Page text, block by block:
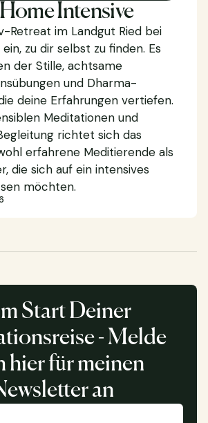
Intensive
Retreat im Landgut Ried bei
zu dir selbst zu finden. Es
der Stille, achtsame
und Dharma-
deine Erfahrungen vertiefen.
Meditationen und
richtet sich das
erfahrene Meditierende als
die sich auf ein intensives
möchten.
Start Deiner
- Melde
hier für meinen
an